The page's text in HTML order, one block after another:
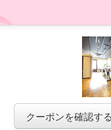
クーポンを確認する